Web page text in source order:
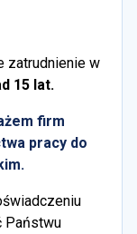
zatrudnienie w
15 lat.
firm
pracy do
Państwu